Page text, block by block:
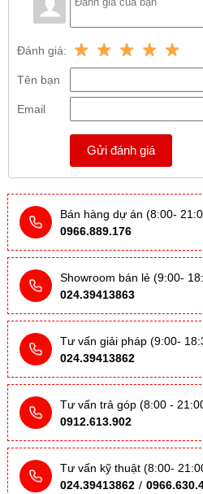
Đánh giá:
Tên bạn
Email
Gửi đánh giá
Bán hàng dự án (8:00-
0966.889.176
Showroom bán lẻ (9:00-
024.39413863
Tư vấn giải pháp (9:00-
024.39413862
Tư vấn trả góp (8:00 -
0912.613.902
Tư vấn kỹ thuật (8:00-
024.39413862 /